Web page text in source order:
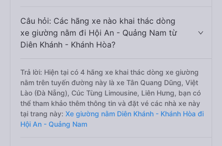
Câu hỏi: Các hãng xe nào khai thác dòng
xe giường nằm đi Hội An - Quảng Nam từ
Diên Khánh - Khánh Hòa?
Trả lời: Hiện tại có 4 hãng xe khai thác dòng xe giường
nằm trên tuyến đường này là xe Tân Quang Dũng, Việt
Lào (Đà Nẵng), Cúc Tùng Limousine, Liên Hưng, bạn có
thể tham khảo thêm thông tin và đặt vé các nhà xe này
tại trang này: Xe giường nằm Diên Khánh - Khánh Hòa đi
Hội An - Quảng Nam